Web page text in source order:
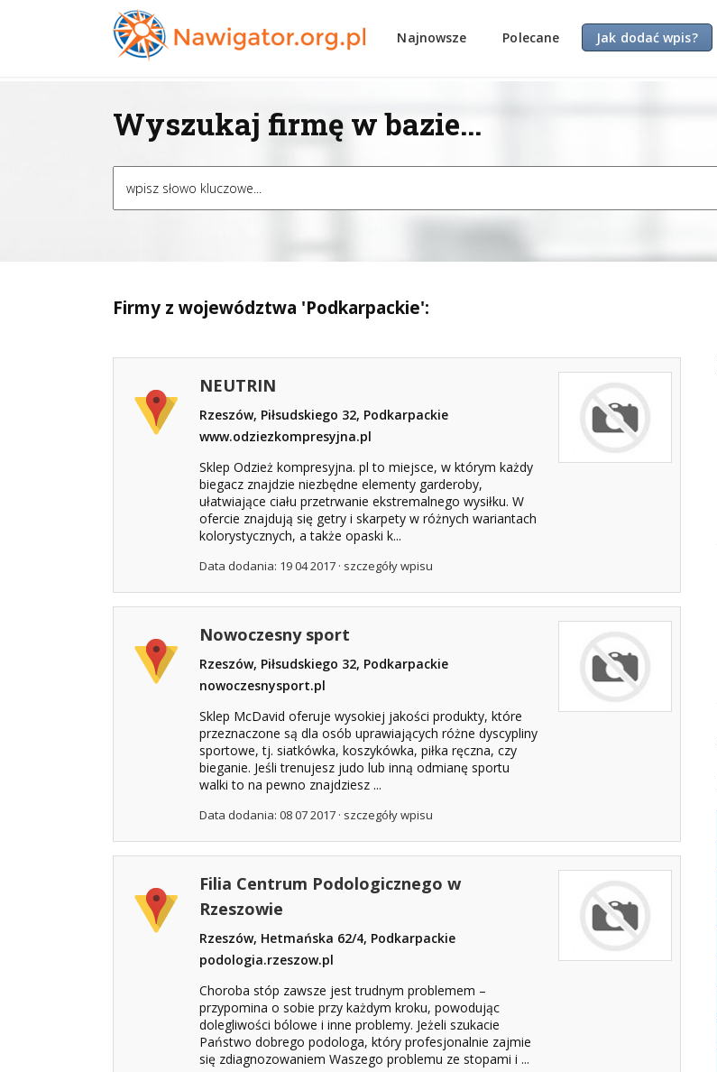
Najnowsze Polecane Jak dodać wpis?
Wyszukaj firmę w bazie...
Firmy z województwa 'Podkarpackie':
NEUTRIN
Rzeszów, Piłsudskiego 32, Podkarpackie
www.odziezkompresyjna.pl
Sklep Odzież kompresyjna. pl to miejsce, w którym każdy
biegacz znajdzie niezbędne elementy garderoby,
ułatwiające ciału przetrwanie ekstremalnego wysiłku. W
ofercie znajdują się getry i skarpety w różnych wariantach
kolorystycznych, a także opaski k...
Data dodania: 19 04 2017 · szczegóły wpisu
Nowoczesny sport
Rzeszów, Piłsudskiego 32, Podkarpackie
nowoczesnysport.pl
Sklep McDavid oferuje wysokiej jakości produkty, które
przeznaczone są dla osób uprawiających różne dyscypliny
sportowe, tj. siatkówka, koszykówka, piłka ręczna, czy
bieganie. Jeśli trenujesz judo lub inną odmianę sportu
walki to na pewno znajdziesz ...
Data dodania: 08 07 2017 · szczegóły wpisu
Filia Centrum Podologicznego w
Rzeszowie
Rzeszów, Hetmańska 62/4, Podkarpackie
podologia.rzeszow.pl
Choroba stóp zawsze jest trudnym problemem –
przypomina o sobie przy każdym kroku, powodując
dolegliwości bólowe i inne problemy. Jeżeli szukacie
Państwo dobrego podologa, który profesjonalnie zajmie
się zdiagnozowaniem Waszego problemu ze stopami i ...